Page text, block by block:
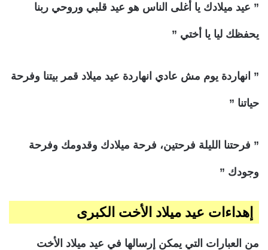
” عيد ميلادك يا أغلى الناس هو عيد قلبي وروحي ربنا
يحفظك ليا يا أختي ”
” انهاردة يوم مش عادي انهاردة عيد ميلاد قمر بيتنا وفرحة
حياتنا ”
” فرحتنا الليلة فرحتين، فرحة ميلادك وقدومك وفرحة
وجودك ”
إهداءات عيد ميلاد الأخت الكبرى
من العبارات التي يمكن إرسالها في عيد ميلاد الأخت